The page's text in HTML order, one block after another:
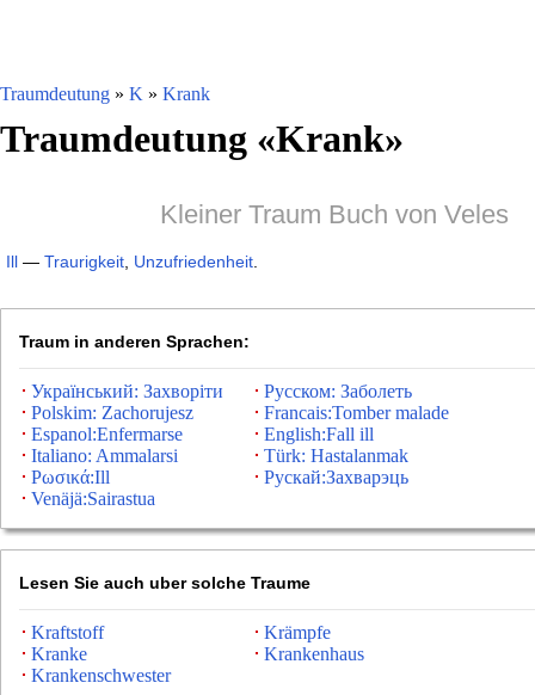
Traumdeutung » K » Krank
Traumdeutung «Krank»
Kleiner Traum Buch von Veles
Ill — Traurigkeit Unzufriedenheit
Traum in anderen Sprachen:
Український: Захворіти
Русском: Заболеть
Polskim: Zachorujesz
Francais:Tomber malade
Espanol:Enfermarse
English:Fall ill
Italiano: Ammalarsi
Türk: Hastalanmak
Ρωσικά:Ill
Рускай:Захварэць
Venäjä:Sairastua
Lesen Sie auch uber solche Traume
Kraftstoff
Krämpfe
Kranke
Krankenhaus
Krankenschwester